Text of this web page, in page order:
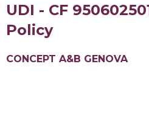
UDI - CF
Policy
CONCEPT A&B GENOVA